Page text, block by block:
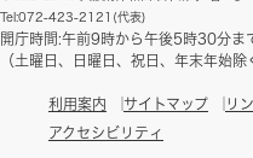
Tel:072-423-2121(代表)
開庁時間:午前9時から午後5時30分ま
（土曜日、日曜日、祝日、年末年始除
利用案内 サイトマップ リ
アクセシビリティ